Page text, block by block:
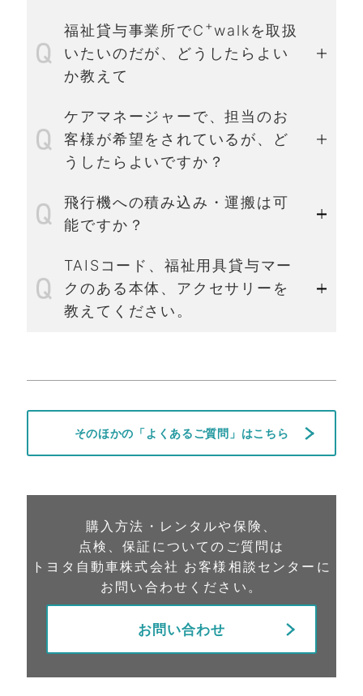
福祉貸与事業所でC +walkを取扱
いたいのだが、どうしたらよい
か教えて
ケアマネージャーで、担当のお
客様が希望をされているが、ど
うしたらよいですか？
飛行機への積み込み・運搬は可
能ですか？オーナー様はこちら
航空会社様はこちら
TAISコード、福祉用具貸与マー
クのある本体、アクセサリーを
教えてください。
そのほかの「よくあるご質問」はこちら
購入方法・レンタルや保険、
点検、保証についてのご質問は
トヨタ自動車株式会社 お客様相談センターに
お問い合わせください。
お問い合わせ